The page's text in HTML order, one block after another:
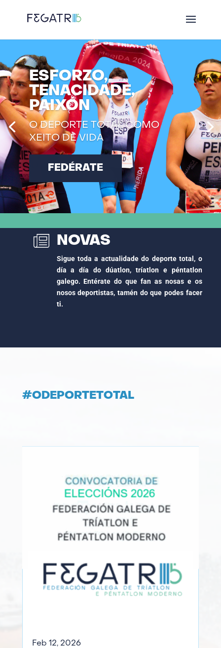
ESFORZO,
TENACIDADE,
PAIXÓN
O DEPORTE TOTAL COMO
XEITO DE VIDA
FEDÉRATE
NOVAS
Sigue toda a actualidade do deporte total, o
día a día do dúatlon, tríatlon e péntatlon
galego. Entérate do que fan as nosas e os
nosos deportistas, tamén do que podes facer
ti.
#ODEPORTETOTAL
Feb 12, 2026